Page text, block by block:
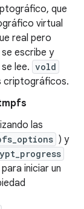
que
virtual
real pero
escribe y
lee. vold
criptográficos.
las
) y
para iniciar un